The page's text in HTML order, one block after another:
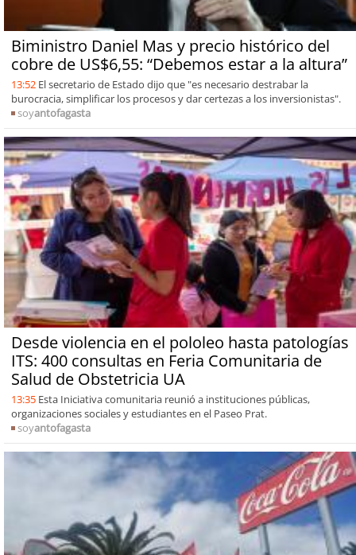
Biministro Daniel Mas y precio histórico del
cobre de US$6,55: “Debemos estar a la altura”
13:52 El secretario de Estado dijo que "es necesario destrabar la
burocracia, simplificar los procesos y dar certezas a los inversionistas".
soyantofagasta
Desde violencia en el pololeo hasta patologías
ITS: 400 consultas en Feria Comunitaria de
Salud de Obstetricia UA
13:35 Esta Iniciativa comunitaria reunió a instituciones públicas,
organizaciones sociales y estudiantes en el Paseo Prat.
soyantofagasta